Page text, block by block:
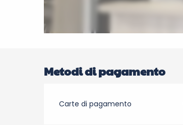
Metodi di pagamento
Carte di pagamento